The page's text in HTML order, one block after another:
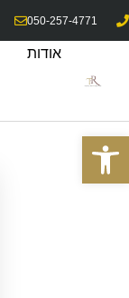
פתח סרגל נגישות
050-257-4771
אודות